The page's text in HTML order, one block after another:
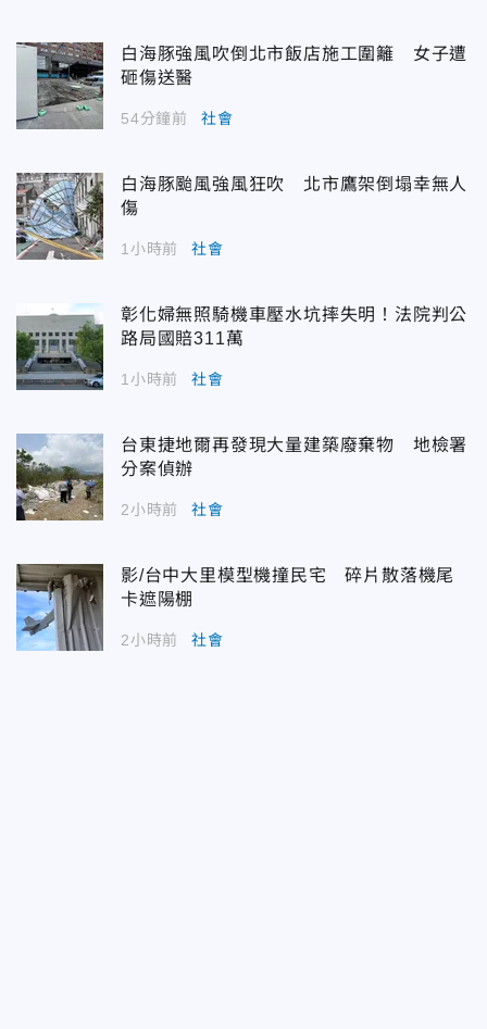
白海豚強風吹倒北市飯店施工圍籬 女子遭
砸傷送醫
54分鐘前 社會
白海豚颱風強風狂吹 北市鷹架倒塌幸無人
傷
1小時前 社會
彰化婦無照騎機車壓水坑摔失明！法院判公
路局國賠311萬
1小時前 社會
台東捷地爾再發現大量建築廢棄物 地檢署
分案偵辦
2小時前 社會
影/台中大里模型機撞民宅 碎片散落機尾
卡遮陽棚
2小時前 社會